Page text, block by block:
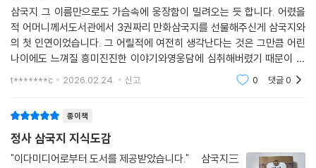
삼국지 그 이름만으로도 가슴속에 웅장함이 밀려오는 듯 합니다. 어렸을
적 어머니께서도서관에서 3권짜리 만화삼국지를 선물해주신게 삼국지와
의 첫 인연이었습니다. 그 어릴적에 여전히 생각난다는 것은 그만큼 어린
나이에도 느껴질 흥미진진한 이야기와영웅담에 심취해버렸기 때문이 아
닌가 생각합니다. 어느덧 아저씨소리를 듣는 나이가되어버린 지금 나는 어
t*******c 2026.02.24. 신고 0 댓글0
종이책
정사 삼국지 지식도감
"이다미디어로부터 도서를 제공받았습니다." 삼국지三